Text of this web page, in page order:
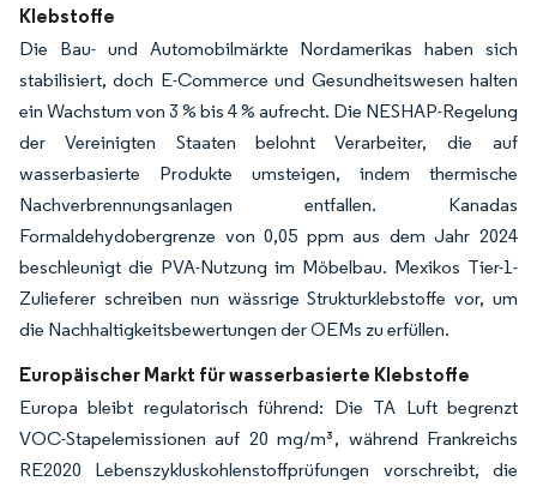
Klebstoffe
Die Bau- und Automobilmärkte Nordamerikas haben sich
stabilisiert, doch E-Commerce und Gesundheitswesen halten
ein Wachstum von 3 % bis 4 % aufrecht. Die NESHAP-Regelung
der Vereinigten Staaten belohnt Verarbeiter, die auf
wasserbasierte Produkte umsteigen, indem thermische
Nachverbrennungsanlagen entfallen. Kanadas
Formaldehydobergrenze von 0,05 ppm aus dem Jahr 2024
beschleunigt die PVA-Nutzung im Möbelbau. Mexikos Tier-1-
Zulieferer schreiben nun wässrige Strukturklebstoffe vor, um
die Nachhaltigkeitsbewertungen der OEMs zu erfüllen.
Europäischer Markt für wasserbasierte Klebstoffe
Europa bleibt regulatorisch führend: Die TA Luft begrenzt
VOC-Stapelemissionen auf 20 mg/m³, während Frankreichs
RE2020 Lebenszykluskohlenstoffprüfungen vorschreibt, die